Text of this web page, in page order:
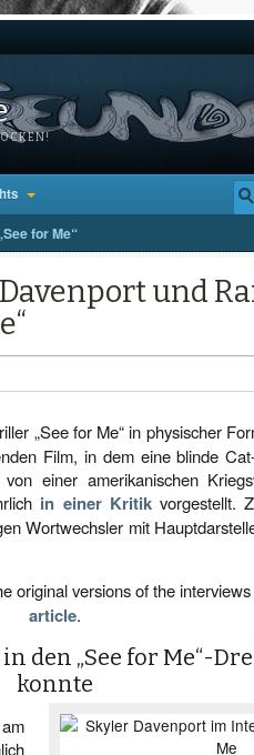
for Me“
und
„See for Me“ in physischer
Film, in dem eine blinde
einer amerikanischen
in einer Kritikvorgestellt.
Wortwechsler mit
original versions of the interviews
article.
den „See for Me“-
konnte